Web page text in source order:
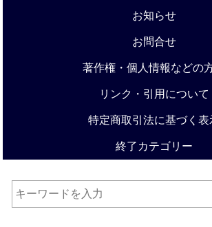
お知らせ
お問合せ
著作権・個人情報などの
リンク・引用について
特定商取引法に基づく表
終了カテゴリー